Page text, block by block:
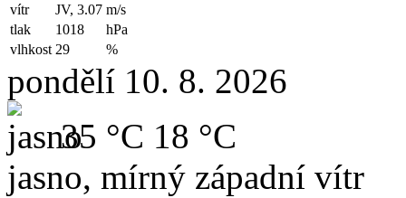
vítr JV, 3.07 m/s
tlak
1018
hPa
vlhkost 29 %
pondělí 10. 8. 2026
35 °C 18 °C
jasno, mírný západní vítr